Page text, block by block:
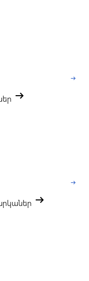
arrow_right_alt
arrow_right_alt
arrow_right_alt
arrow_right_alt